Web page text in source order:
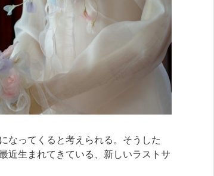
なってくると考えられる。そうした
近生まれてきている、新しいラストサ